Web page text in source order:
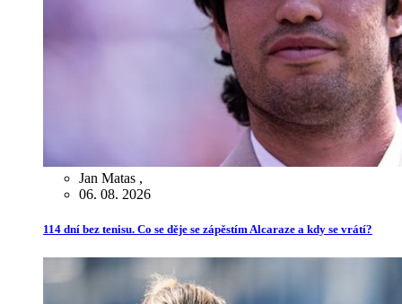
Jan Matas ,
06. 08. 2026
114 dní bez tenisu. Co se děje se zápěstím Alcaraze a kdy se vrátí?